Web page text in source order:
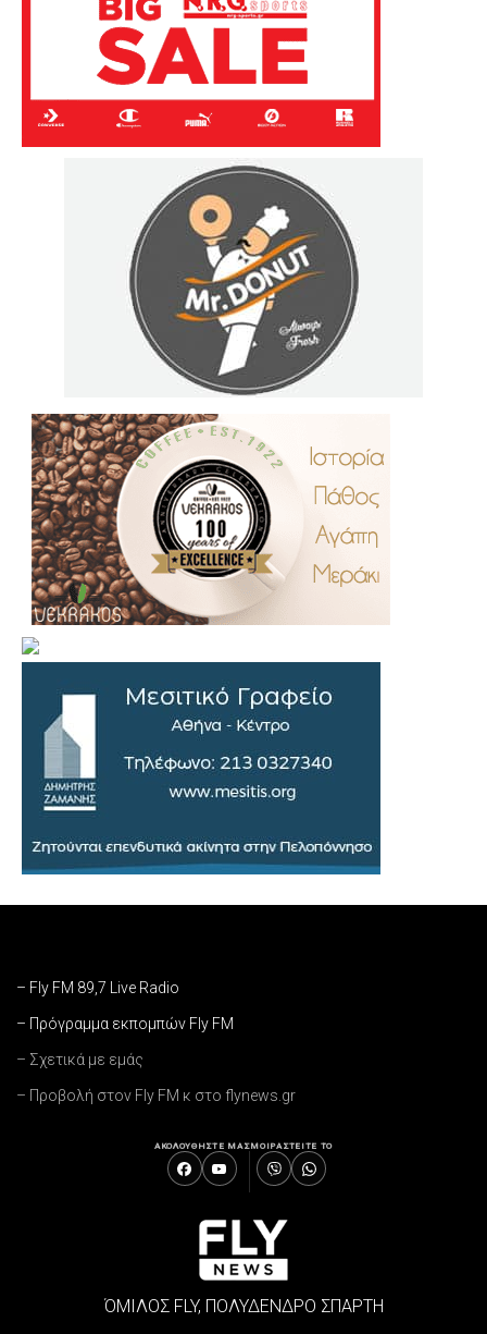
– Fly FM 89,7 Live Radio
– Πρόγραμμα εκπομπών Fly FM
– Σχετικά με εμάς
– Προβολή στον Fly FM κ στο flynews.gr
ΑΚΟΛΟΥΘΗΣΤΕ ΜΑΣΜΟΙΡΑΣΤΕΙΤΕ ΤΟ
ΌΜΙΛΟΣ FLY, ΠΟΛΥΔΕΝΔΡΟ ΣΠΑΡΤΗ